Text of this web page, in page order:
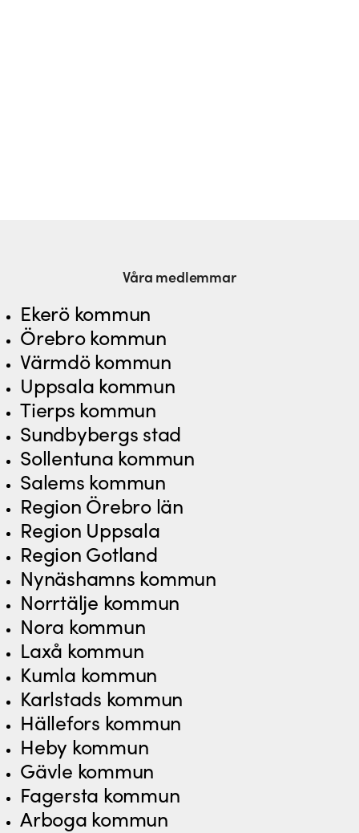
Våra medlemmar
Ekerö kommun
Örebro kommun
Värmdö kommun
Uppsala kommun
Tierps kommun
Sundbybergs stad
Sollentuna kommun
Salems kommun
Region Örebro län
Region Uppsala
Region Gotland
Nynäshamns kommun
Norrtälje kommun
Nora kommun
Laxå kommun
Kumla kommun
Karlstads kommun
Hällefors kommun
Heby kommun
Gävle kommun
Fagersta kommun
Arboga kommun